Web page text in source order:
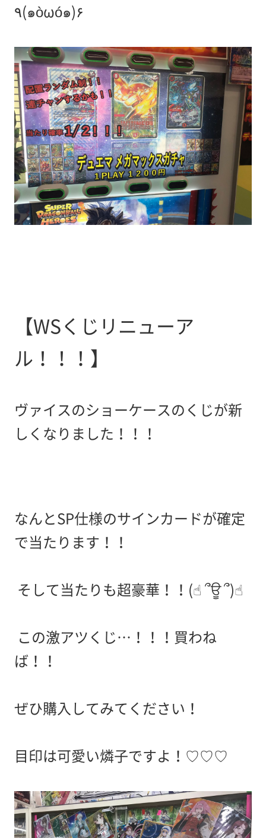
٩(๑òωó๑)۶
【WSくじリニューア
ル！！！】
ヴァイスのショーケースのくじが新
しくなりました！！！
なんとSP仕様のサインカードが確定
で当たります！！
そして当たりも超豪華！！(☝︎ ՞ਊ ՞)☝︎
この激アツくじ…！！！買わね
ば！！
ぜひ購入してみてください！
目印は可愛い燐子ですよ！♡♡♡